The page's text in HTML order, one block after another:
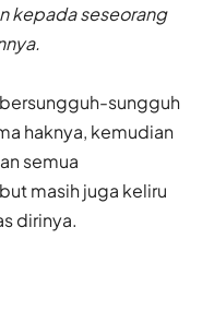
kepada seseorang
sungguh
haknya, kemudian
semua
masih juga keliru
dirinya.